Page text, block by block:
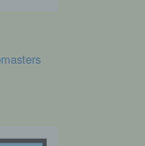
der
Missbrauch